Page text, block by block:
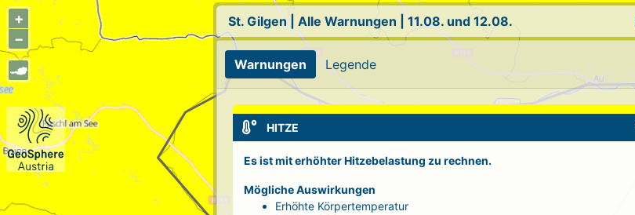
+
−
St. Gilgen| Alle Warnungen |11.08. und 12.08.
Warnungen Legende
HITZE
Es ist mit erhöhter Hitzebelastung zu rechnen.
Mögliche Auswirkungen
Erhöhte Körpertemperatur